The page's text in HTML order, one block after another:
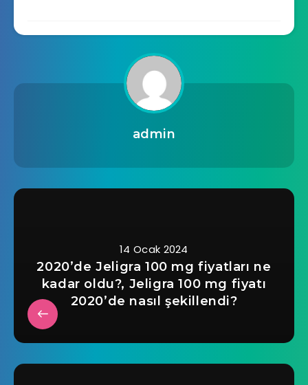
admin
14 Ocak 2024
2020’de Jeligra 100 mg fiyatları ne
kadar oldu?, Jeligra 100 mg fiyatı
2020’de nasıl şekillendi?